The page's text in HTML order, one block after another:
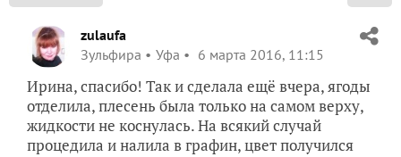
zulaufa
Зульфира
Уфа 6 марта 2016, 11:15
Ирина, спасибо! Так и сделала ещё вчера, ягоды
отделила, плесень была только на самом верху,
жидкости не коснулась. На всякий случай
процедила и налила в графин, цвет получился